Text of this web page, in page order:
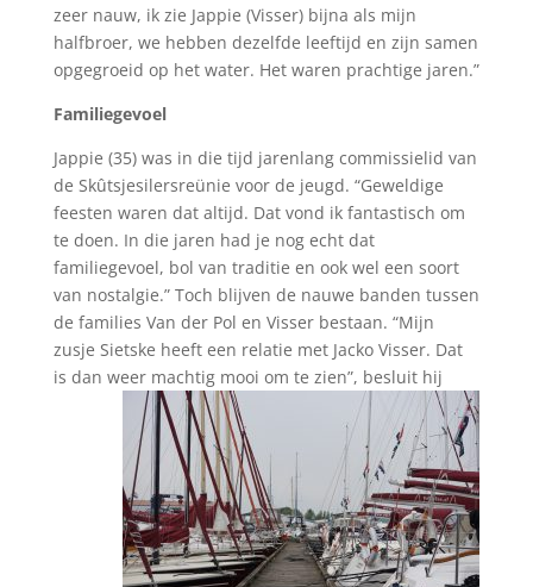
zeer nauw, ik zie Jappie (Visser) bijna als mijn
halfbroer, we hebben dezelfde leeftijd en zijn samen
opgegroeid op het water. Het waren prachtige jaren.”
Familiegevoel
Jappie (35) was in die tijd jarenlang commissielid van
de Skûtsjesilersreünie voor de jeugd. “Geweldige
feesten waren dat altijd. Dat vond ik fantastisch om
te doen. In die jaren had je nog echt dat
familiegevoel, bol van traditie en ook wel een soort
van nostalgie.” Toch blijven de nauwe banden tussen
de families Van der Pol en Visser bestaan. “Mijn
zusje Sietske heeft een relatie met Jacko Visser. Dat
is dan weer machtig mooi om te zien”, besluit hij